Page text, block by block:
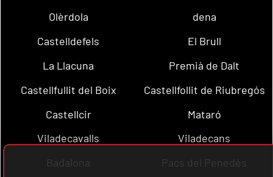
Olèrdola
dena
Castelldefels
El Brull
La Llacuna
Premià de Dalt
Castellfullit del Boix
Castellfollit de Riubregós
Castellcir
Mataró
Viladecavalls
Viladecans
Badalona
Pacs del Penedès